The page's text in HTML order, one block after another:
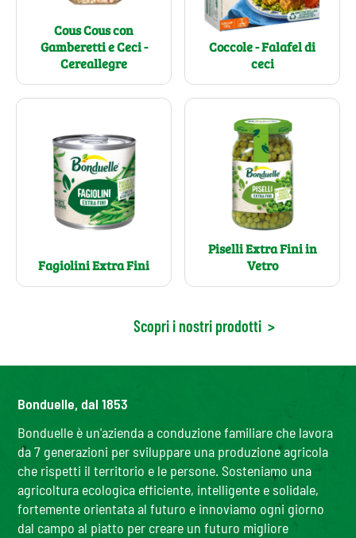
Cous Cous con
Gamberetti e Ceci -
Cereallegre
Coccole - Falafel di
ceci
Fagiolini Extra Fini
Piselli Extra Fini in
Vetro
Scopri i nostri prodotti >
Bonduelle, dal 1853
Bonduelle è un'azienda a conduzione familiare che lavora
da 7 generazioni per sviluppare una produzione agricola
che rispetti il territorio e le persone. Sosteniamo una
agricoltura ecologica efficiente, intelligente e solidale,
fortemente orientata al futuro e innoviamo ogni giorno
dal campo al piatto per creare un futuro migliore